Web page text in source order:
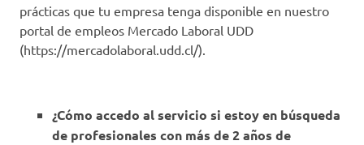
prácticas que tu empresa tenga disponible en nuestro
portal de empleos Mercado Laboral UDD
(https://mercadolaboral.udd.cl/).
¿Cómo accedo al servicio si estoy en búsqueda
de profesionales con más de 2 años de